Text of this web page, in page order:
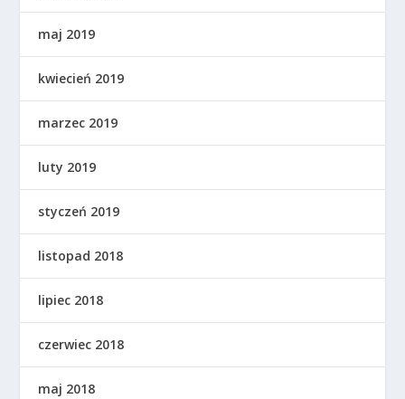
maj 2019
kwiecień 2019
marzec 2019
luty 2019
styczeń 2019
listopad 2018
lipiec 2018
czerwiec 2018
maj 2018